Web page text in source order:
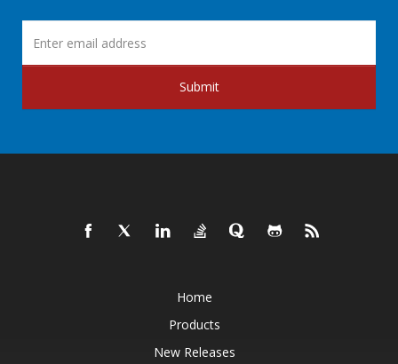
Submit
Home
Products
New Releases